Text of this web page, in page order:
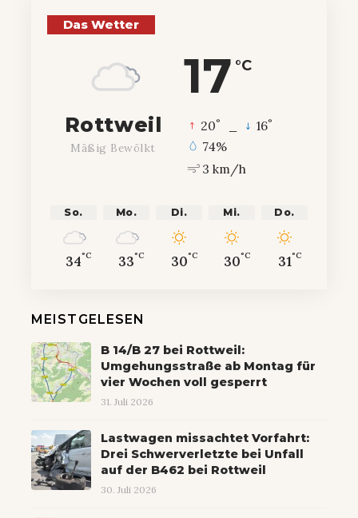
Das Wetter
17 °C
Rottweil
Mäßig Bewölkt
20° 16°
74%
3 km/h
So.
34°C
Mo.
33°C
Di.
30°C
Mi.
30°C
Do.
31°C
MEISTGELESEN
B 14/B 27 bei Rottweil:
Umgehungsstraße ab Montag für
vier Wochen voll gesperrt
31. Juli 2026
Lastwagen missachtet Vorfahrt:
Drei Schwerverletzte bei Unfall
auf der B462 bei Rottweil
30. Juli 2026